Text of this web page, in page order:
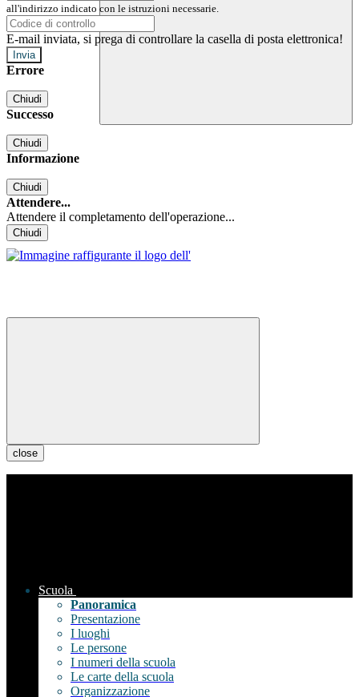
all'indirizzo indicato con le istruzioni necessarie.
E-mail inviata, si prega di controllare la casella di posta elettronica!
Errore
Chiudi
Successo
Chiudi
Informazione
Chiudi
Attendere...
Attendere il completamento dell'operazione...
Chiudi
close
Scuola
Panoramica
Presentazione
I luoghi
Le persone
I numeri della scuola
Le carte della scuola
Organizzazione